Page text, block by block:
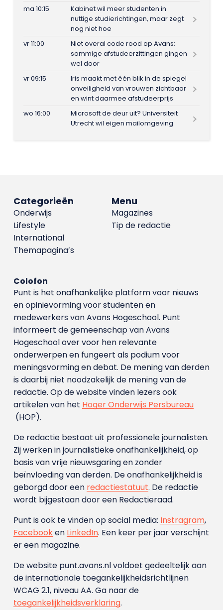
ma 10:15
Kabinet wil meer studenten in
nuttige studierichtingen, maar zegt
nog niet hoe
vr 11:00
Niet overal code rood op Avans:
sommige afstudeerzittingen gingen
wel door
vr 09:15
Iris maakt met één blik in de spiegel
onveiligheid van vrouwen zichtbaar
en wint daarmee afstudeerprijs
wo 16:00
Microsoft de deur uit? Universiteit
Utrecht wil eigen mailomgeving
Menu
Magazines
Tip de redactie
Categorieën
Onderwijs
Lifestyle
International
Themapagina’s
Colofon
Punt is het onafhankelijke platform voor nieuws
en opinievorming voor studenten en
medewerkers van Avans Hoge­school. Punt
informeert de gemeenschap van Avans
Hogeschool over voor hen relevante
onderwerpen en fungeert als podium voor
meningsvorming en debat. De mening van derden
is daarbij niet noodzakelijk de mening van de
redactie. Op de website vinden lezers ook
artikelen van het Hoger Onderwijs Persbureau
(HOP).
De redactie bestaat uit professionele journalisten.
Zij werken in journalistieke onafhankelijkheid, op
basis van vrije nieuwsgaring en zonder
beïnvloeding van derden. De onafhankelijkheid is
geborgd door een redactiestatuut. De redactie
wordt bijgestaan door een Redactieraad.
Punt is ook te vinden op social media: Instragram,
Facebooken LinkedIn. Een keer per jaar verschijnt
er een magazine.
De website punt.avans.nl voldoet gedeeltelijk aan
de internationale toegankelijkheidsrichtlijnen
WCAG 2.1, niveau AA. Ga naar de
toegankelijkheidsverklaring.